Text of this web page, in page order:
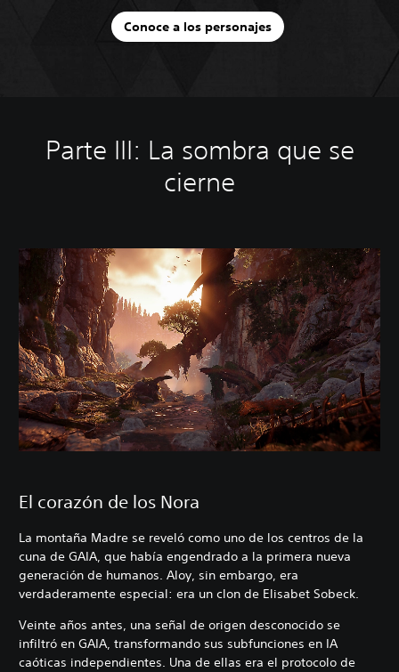
Conoce a los personajes
Parte III: La sombra que se
cierne
El corazón de los Nora
La montaña Madre se reveló como uno de los centros de la
cuna de GAIA, que había engendrado a la primera nueva
generación de humanos. Aloy, sin embargo, era
verdaderamente especial: era un clon de Elisabet Sobeck.
Veinte años antes, una señal de origen desconocido se
infiltró en GAIA, transformando sus subfunciones en IA
caóticas independientes. Una de ellas era el protocolo de